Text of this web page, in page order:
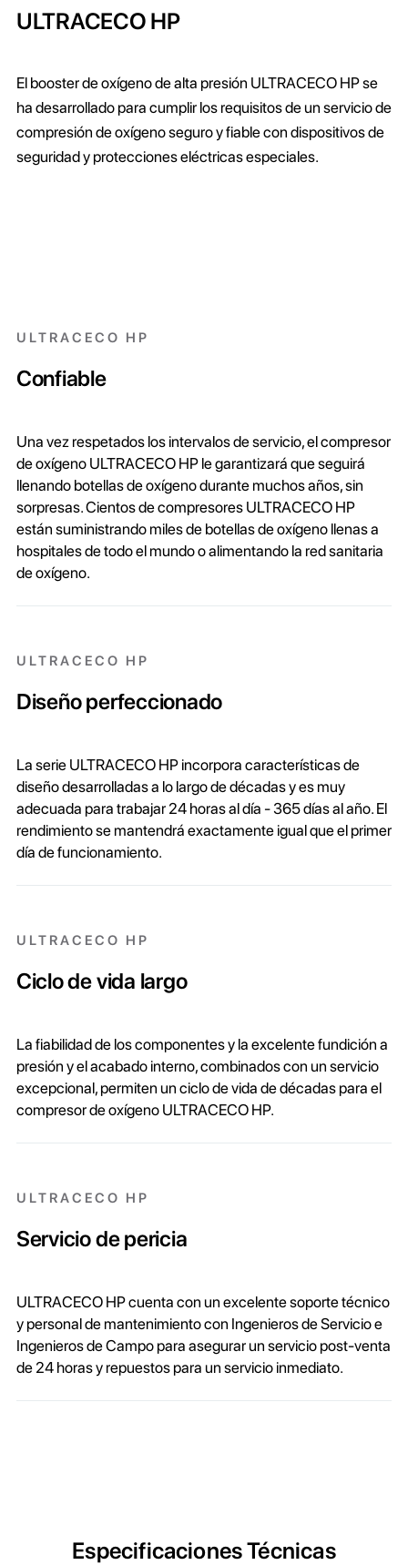
ULTRACECO HP
El booster de oxígeno de alta presión ULTRACECO HP se
ha desarrollado para cumplir los requisitos de un servicio de
compresión de oxígeno seguro y fiable con dispositivos de
seguridad y protecciones eléctricas especiales.
ULTRACECO HP
Confiable
Una vez respetados los intervalos de servicio, el compresor
de oxígeno ULTRACECO HP le garantizará que seguirá
llenando botellas de oxígeno durante muchos años, sin
sorpresas. Cientos de compresores ULTRACECO HP
están suministrando miles de botellas de oxígeno llenas a
hospitales de todo el mundo o alimentando la red sanitaria
de oxígeno.
ULTRACECO HP
Diseño perfeccionado
La serie ULTRACECO HP incorpora características de
diseño desarrolladas a lo largo de décadas y es muy
adecuada para trabajar 24 horas al día - 365 días al año. El
rendimiento se mantendrá exactamente igual que el primer
día de funcionamiento.
ULTRACECO HP
Ciclo de vida largo
La fiabilidad de los componentes y la excelente fundición a
presión y el acabado interno, combinados con un servicio
excepcional, permiten un ciclo de vida de décadas para el
compresor de oxígeno ULTRACECO HP.
ULTRACECO HP
Servicio de pericia
ULTRACECO HP cuenta con un excelente soporte técnico
y personal de mantenimiento con Ingenieros de Servicio e
Ingenieros de Campo para asegurar un servicio post-venta
de 24 horas y repuestos para un servicio inmediato.
Especificaciones Técnicas